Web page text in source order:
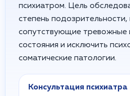
психиатром. Цель
степень подозрительности,
сопутствующие тревожные
состояния и исключить
соматические патологии.
Консультация психиатра